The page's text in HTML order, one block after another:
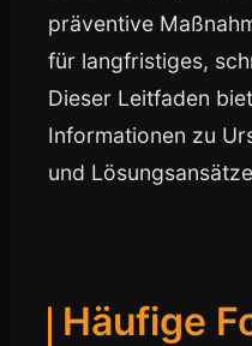
präventive
für langfristiges,
Dieser Leitfaden
Informationen zu
und
Häufige